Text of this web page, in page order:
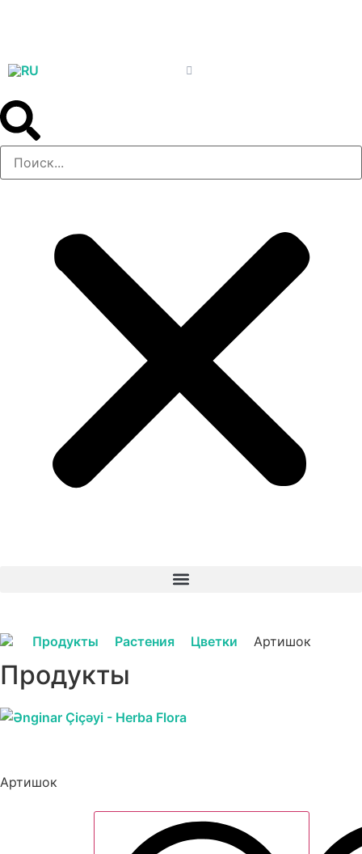
Продукты Растения Цветки Артишок
Продукты
Артишок